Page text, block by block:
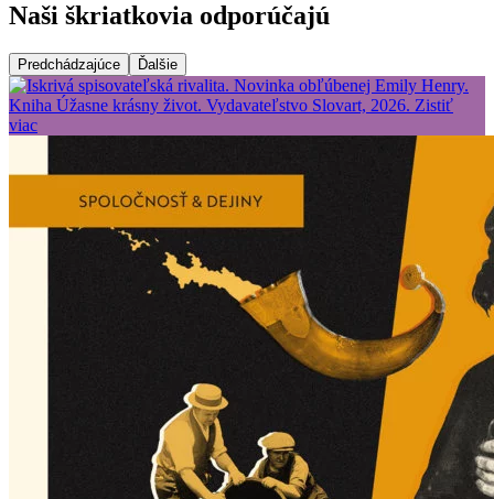
Naši škriatkovia odporúčajú
Predchádzajúce Ďalšie